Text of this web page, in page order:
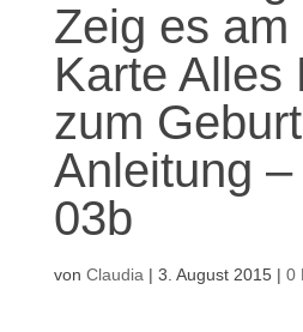
Zeig es am
Karte Alles
zum
Anleitung
03b
von Claudia | 3. August 2015| 0